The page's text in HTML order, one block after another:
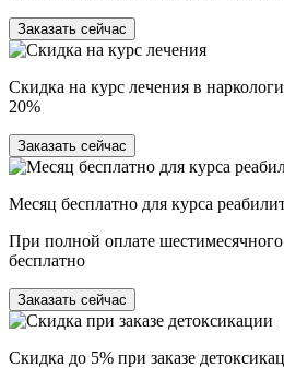
Заказать сейчас
Скидка на курс лечения в
20%
Заказать сейчас
Месяц бесплатно для курса
При полной оплате шестимесячного
бесплатно
Заказать сейчас
Скидка до 5% при заказе